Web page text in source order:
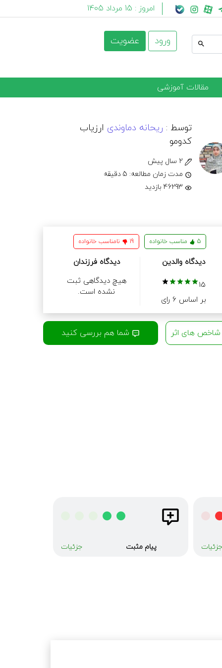
امروز : 15 مرداد 1405
ورود عضویت
مقالات آموزشی
توسط : ریحانه دماوندی ارزیاب
کدومو
مدت زمان مطالعه: 5 دقیقه
5 مناسب خانواده 19 نامناسب خانواده
دیدگاه والدین
15
بر اساس 6 رای
دیدگاه فرزندان
هیچ دیدگاهی ثبت
نشده است.
شاخص های اثر شما هم بررسی کنید
جزئیات پیام مثبت جزئیات